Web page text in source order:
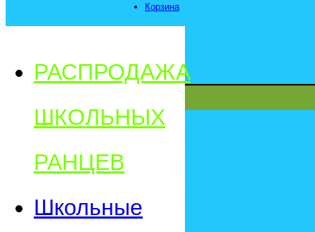
Корзина
РАСПРОДАЖА
ШКОЛЬНЫХ
РАНЦЕВ
Школьные